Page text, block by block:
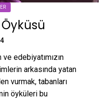
ve edebiyatımızın
arkasında yatan
vurmak, tabanları
öyküleri bu